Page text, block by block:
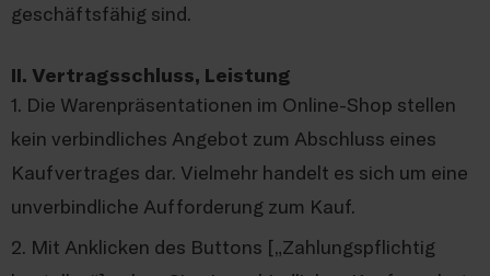
geschäftsfähig sind.
II. Vertragsschluss, Leistung
1. Die Warenpräsentationen im Online-Shop stellen
kein verbindliches Angebot zum Abschluss eines
Kaufvertrages dar. Vielmehr handelt es sich um eine
unverbindliche Aufforderung zum Kauf.
2. Mit Anklicken des Buttons [„Zahlungspflichtig